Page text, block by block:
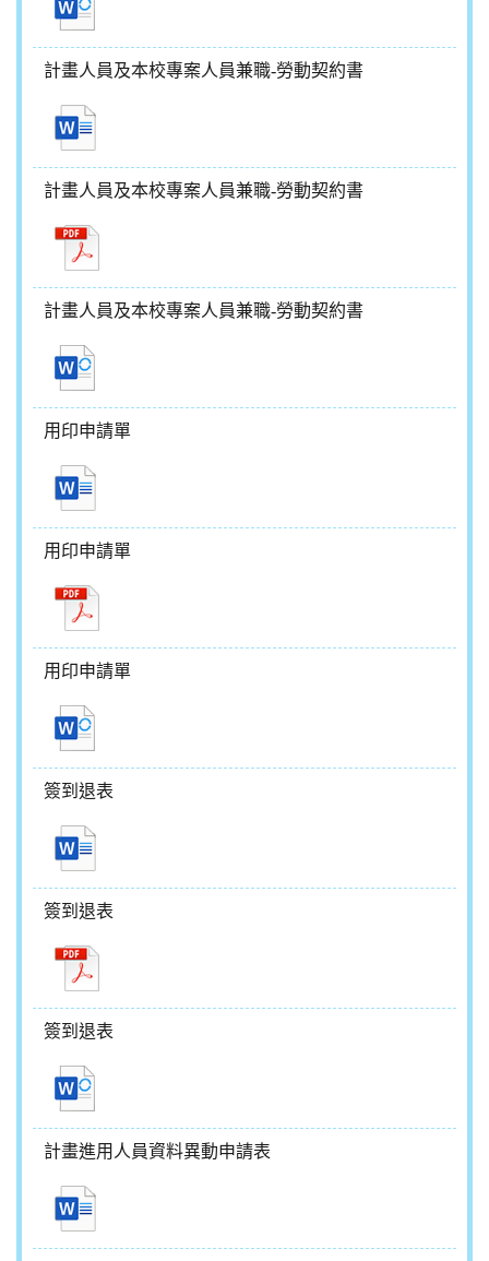
計畫人員及本校專案人員兼職-勞動契約書
計畫人員及本校專案人員兼職-勞動契約書
計畫人員及本校專案人員兼職-勞動契約書
用印申請單
用印申請單
用印申請單
簽到退表
簽到退表
簽到退表
計畫進用人員資料異動申請表